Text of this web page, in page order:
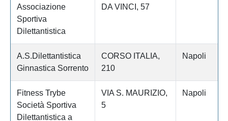
Associazione
Sportiva
Dilettantistica
DA VINCI, 57
A.S.Dilettantistica
Ginnastica Sorrento
CORSO ITALIA,
210
Napoli
Fitness Trybe
Società Sportiva
Dilettantistica a
VIA S. MAURIZIO,
5
Napoli